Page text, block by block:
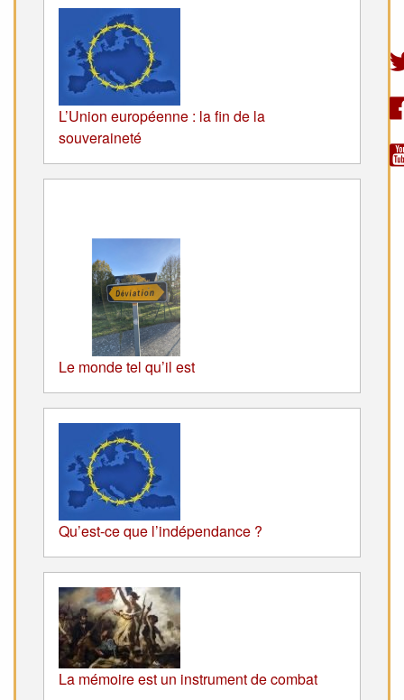
L’Union européenne : la fin de la
souveraineté
Le monde tel qu’il est
Qu’est-ce que l’indépendance ?
La mémoire est un instrument de combat